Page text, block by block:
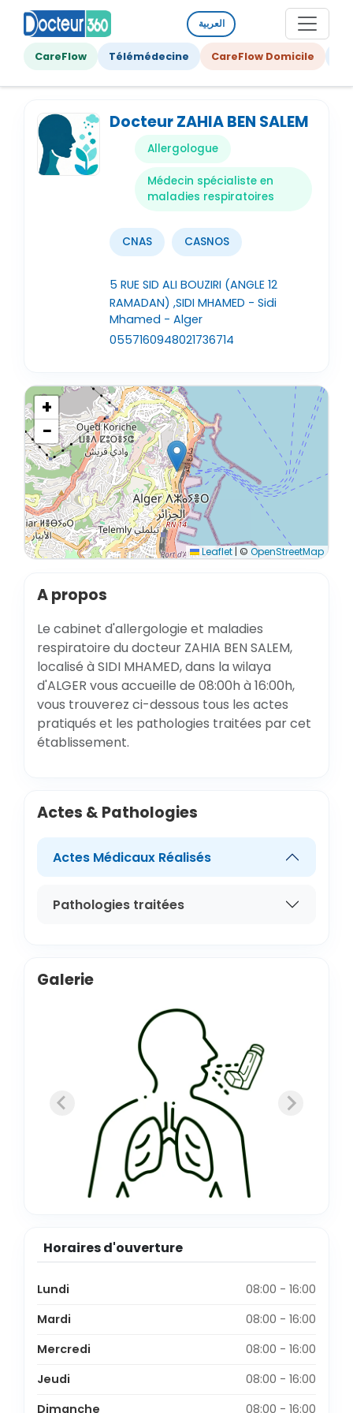
العربية
CareFlow Télémédecine CareFlow Domicile
Docteur ZAHIA BEN SALEM
Allergologue
Médecin spécialiste en
maladies respiratoires
CNAS CASNOS
5 RUE SID ALI BOUZIRI (ANGLE 12
RAMADAN) ,SIDI MHAMED - Sidi
Mhamed - Alger
0557160948021736714
+
−
Leaflet | © OpenStreetMap
A propos
Le cabinet d'allergologie et maladies
respiratoire du docteur ZAHIA BEN SALEM,
localisé à SIDI MHAMED, dans la wilaya
d'ALGER vous accueille de 08:00h à 16:00h,
vous trouverez ci-dessous tous les actes
pratiqués et les pathologies traitées par cet
établissement.
Actes & Pathologies
Actes Médicaux Réalisés
Pathologies traitées
Galerie
Horaires d'ouverture
Lundi
08:00 - 16:00
Mardi
08:00 - 16:00
Mercredi
08:00 - 16:00
Jeudi
08:00 - 16:00
Dimanche
08:00 - 16:00